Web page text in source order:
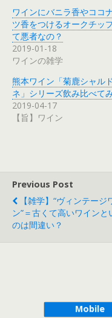
ワインにバニラ香やココ
ツ香をつけるオークチッ
て悪者なの？
2019-01-18
ワインの雑学
熊本ワイン「菊鹿シャルド
ネ」シリーズ飲み比べて
2019-04-17
【旨】ワイン
Previous Post
【雑学】“ヴィンテージ
ン”＝古くて高いワインと
のは間違い？
Mobile